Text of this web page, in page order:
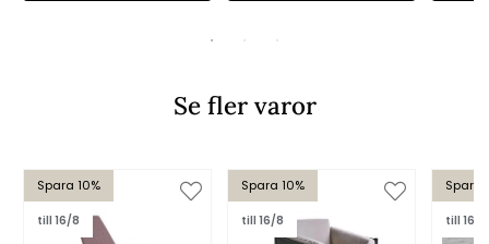
Se fler varor
Spara 10%
till 16/8
Spara 10%
till 16/8
Spara
till 16/8